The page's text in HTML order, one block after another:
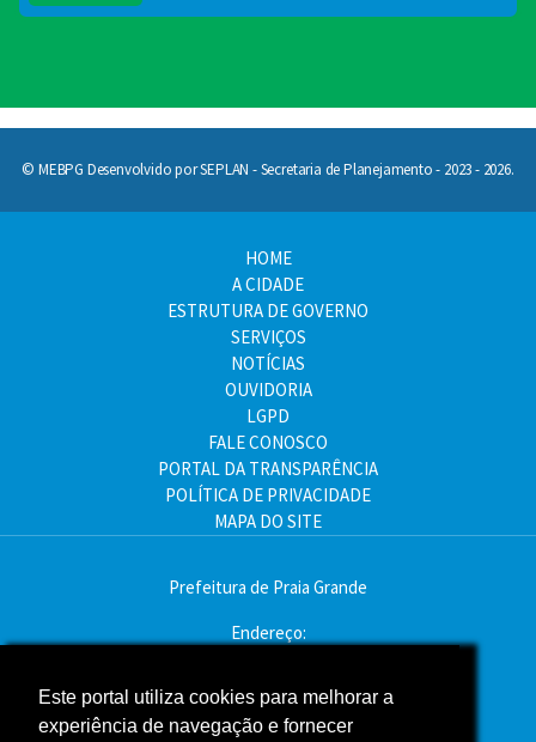
Este portal utiliza cookies para melhorar a
experiência de navegação e fornecer
© MEBPG Desenvolvido por SEPLAN - Secretaria de Planejamento - 2023 - 2026.
HOME
A CIDADE
ESTRUTURA DE GOVERNO
SERVIÇOS
NOTÍCIAS
OUVIDORIA
LGPD
FALE CONOSCO
PORTAL DA TRANSPARÊNCIA
POLÍTICA DE PRIVACIDADE
MAPA DO SITE
Prefeitura de Praia Grande
Endereço:
CEP: 11704-900
Telefone:(13) 3496-2000